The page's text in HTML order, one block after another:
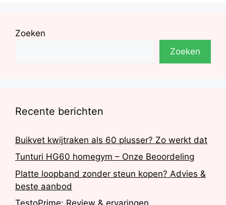
Zoeken
Zoeken
Recente berichten
Buikvet kwijtraken als 60 plusser? Zo werkt dat
Tunturi HG60 homegym – Onze Beoordeling
Platte loopband zonder steun kopen? Advies &
beste aanbod